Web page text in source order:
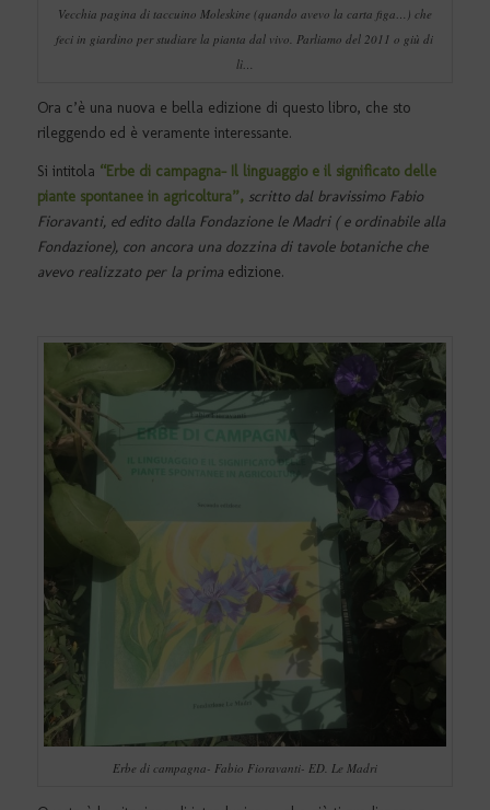
Vecchia pagina di taccuino Moleskine (quando avevo la carta figa…) che
feci in giardino per studiare la pianta dal vivo. Parliamo del 2011 o giù di
lì…
Ora c’è una nuova e bella edizione di questo libro, che sto
rileggendo ed è veramente interessante.
Si intitola “Erbe di campagna- Il linguaggio e il significato delle
piante spontanee in agricoltura”, scritto dal bravissimo Fabio
Fioravanti, ed edito dalla Fondazione le Madri ( e ordinabile alla
Fondazione), con ancora una dozzina di tavole botaniche che
avevo realizzato per la prima edizione.
Erbe di campagna- Fabio Fioravanti- ED. Le Madri